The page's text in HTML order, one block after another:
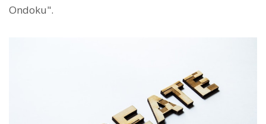
Ondoku".